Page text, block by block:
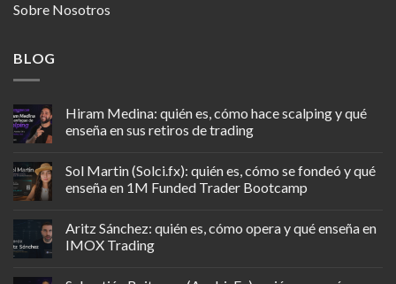
Sobre Nosotros
BLOG
Hiram Medina: quién es, cómo hace scalping y qué
enseña en sus retiros de trading
Sol Martin (Solci.fx): quién es, cómo se fondeó y qué
enseña en 1M Funded Trader Bootcamp
Aritz Sánchez: quién es, cómo opera y qué enseña en
IMOX Trading